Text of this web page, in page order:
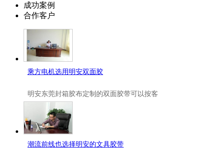
成功案例
合作客户
乘方电机选用明安双面胶
明安东莞封箱胶布定制 的双面胶带可以按客
是可以定做的，不仅如此，规格也是可以定
做的。
潮流前线也选择明安的文具胶带